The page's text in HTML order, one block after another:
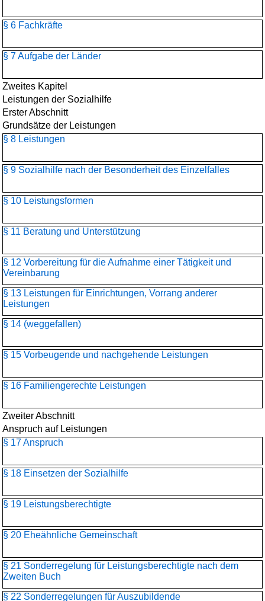
§ 6 Fachkräfte
§ 7 Aufgabe der Länder
Zweites Kapitel
Leistungen der Sozialhilfe
Erster Abschnitt
Grundsätze der Leistungen
§ 8 Leistungen
§ 9 Sozialhilfe nach der Besonderheit des Einzelfalles
§ 10 Leistungsformen
§ 11 Beratung und Unterstützung
§ 12 Vorbereitung für die Aufnahme einer Tätigkeit und
Vereinbarung
§ 13 Leistungen für Einrichtungen, Vorrang anderer
Leistungen
§ 14 (weggefallen)
§ 15 Vorbeugende und nachgehende Leistungen
§ 16 Familiengerechte Leistungen
Zweiter Abschnitt
Anspruch auf Leistungen
§ 17 Anspruch
§ 18 Einsetzen der Sozialhilfe
§ 19 Leistungsberechtigte
§ 20 Eheähnliche Gemeinschaft
§ 21 Sonderregelung für Leistungsberechtigte nach dem
Zweiten Buch
§ 22 Sonderregelungen für Auszubildende